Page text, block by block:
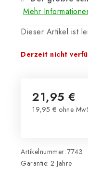
Mehr
Dieser Artikel ist
Derzeit nicht
21,95 €
19,95 € ohne
Artikelnummer: 7743
Garantie: 2 Jahre